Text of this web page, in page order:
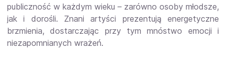
publiczność w każdym wieku – zarówno osoby młodsze,
jak i dorośli. Znani artyści prezentują energetyczne
brzmienia, dostarczając przy tym mnóstwo emocji i
niezapomnianych wrażeń.